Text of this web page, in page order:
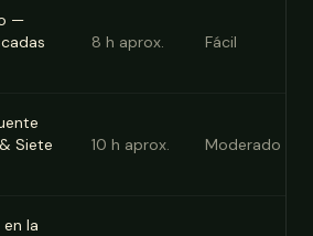
—
8 h aprox. Fácil
Siete
10 h aprox. Moderado
la